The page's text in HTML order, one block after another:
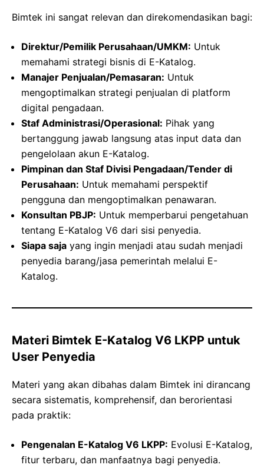
Bimtek ini sangat relevan dan direkomendasikan bagi:
Direktur/Pemilik Perusahaan/UMKM: Untuk
memahami strategi bisnis di E-Katalog.
Manajer Penjualan/Pemasaran: Untuk
mengoptimalkan strategi penjualan di platform
digital pengadaan.
Staf Administrasi/Operasional: Pihak yang
bertanggung jawab langsung atas input data dan
pengelolaan akun E-Katalog.
Pimpinan dan Staf Divisi Pengadaan/Tender di
Perusahaan: Untuk memahami perspektif
pengguna dan mengoptimalkan penawaran.
Konsultan PBJP: Untuk memperbarui pengetahuan
tentang E-Katalog V6 dari sisi penyedia.
Siapa saja yang ingin menjadi atau sudah menjadi
penyedia barang/jasa pemerintah melalui E-
Katalog.
Materi Bimtek E-Katalog V6 LKPP untuk
User Penyedia
Materi yang akan dibahas dalam Bimtek ini dirancang
secara sistematis, komprehensif, dan berorientasi
pada praktik:
Pengenalan E-Katalog V6 LKPP: Evolusi E-Katalog,
fitur terbaru, dan manfaatnya bagi penyedia.